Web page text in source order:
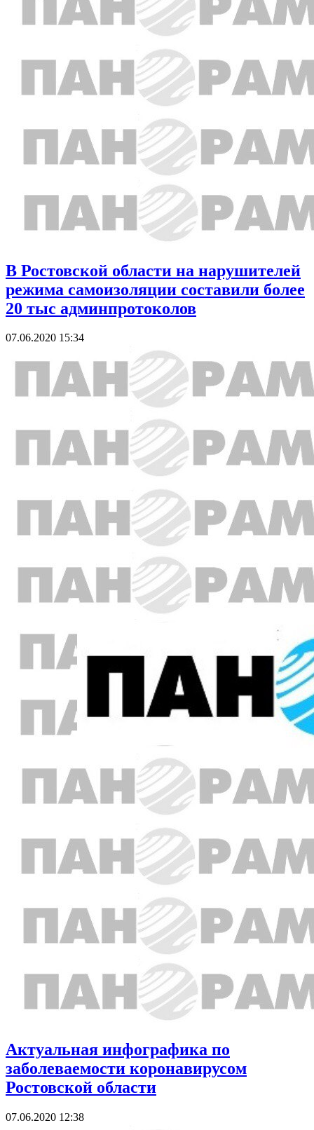
В Ростовской области на нарушителей
режима самоизоляции составили более
20 тыс админпротоколов
07.06.2020 15:34
Актуальная инфографика по
заболеваемости коронавирусом
Ростовской области
07.06.2020 12:38